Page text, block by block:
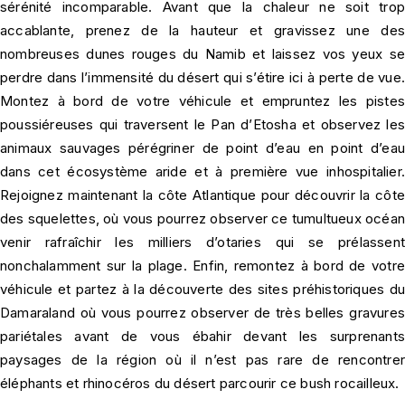
sérénité incomparable. Avant que la chaleur ne soit trop
accablante, prenez de la hauteur et gravissez une des
nombreuses dunes rouges du Namib et laissez vos yeux se
perdre dans l’immensité du désert qui s’étire ici à perte de vue.
Montez à bord de votre véhicule et empruntez les pistes
poussiéreuses qui traversent le Pan d’Etosha et observez les
animaux sauvages pérégriner de point d’eau en point d’eau
dans cet écosystème aride et à première vue inhospitalier.
Rejoignez maintenant la côte Atlantique pour découvrir la côte
des squelettes, où vous pourrez observer ce tumultueux océan
venir rafraîchir les milliers d’otaries qui se prélassent
nonchalamment sur la plage. Enfin, remontez à bord de votre
véhicule et partez à la découverte des sites préhistoriques du
Damaraland où vous pourrez observer de très belles gravures
pariétales avant de vous ébahir devant les surprenants
paysages de la région où il n’est pas rare de rencontrer
éléphants et rhinocéros du désert parcourir ce bush rocailleux.